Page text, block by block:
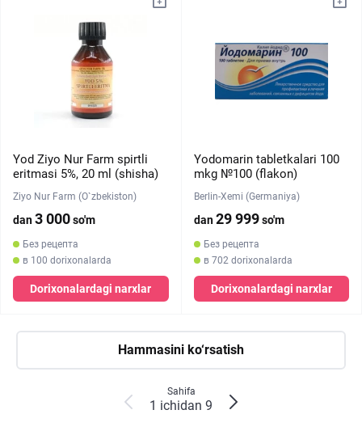
Yod Ziyo Nur Farm spirtli
eritmasi 5%, 20 ml (shisha)
Ziyo Nur Farm (O`zbekiston)
dan3 000so'm
Без рецепта
в 100 dorixonalarda
Dorixonalardagi narxlar
Yodomarin tabletkalari 100
mkg №100 (flakon)
Berlin-Xemi (Germaniya)
dan29 999so'm
Без рецепта
в 702 dorixonalarda
Dorixonalardagi narxlar
Hammasini ko‘rsatish
Sahifa
1 ichidan 9